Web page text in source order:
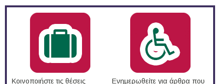
Κοινοποιήστε τις θέσεις
Ενημερωθείτε για άρθρα που